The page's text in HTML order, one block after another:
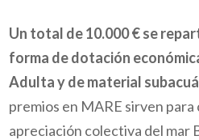
Un total de 10.000 € se
forma de dotación
Adulta y de material
premios en MARE sirven
apreciación colectiva del mar